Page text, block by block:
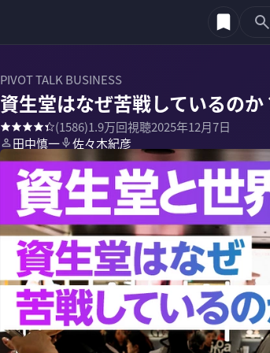
PIVOT TALK BUSINESS
資生堂はなぜ苦戦しているの
(1586)1.9万回視聴2025年12月7日
田中慎一
佐々木紀彦